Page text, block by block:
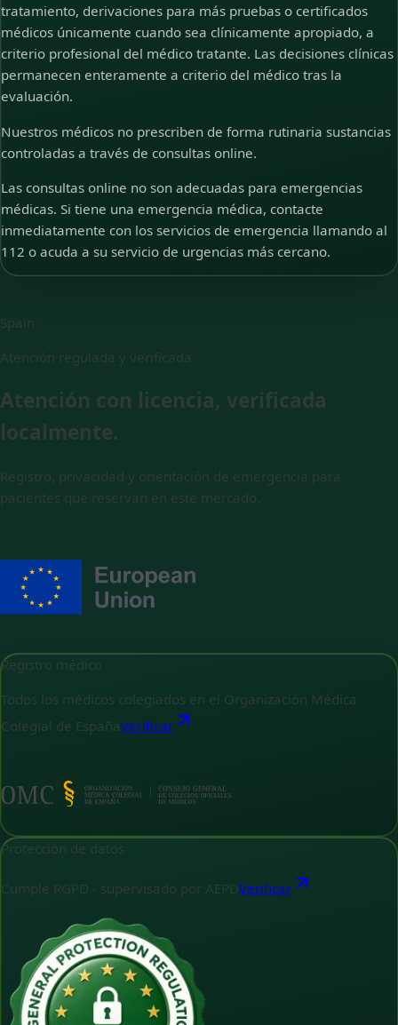
tratamiento, derivaciones para más pruebas o certificados
médicos únicamente cuando sea clínicamente apropiado, a
criterio profesional del médico tratante. Las decisiones clínicas
permanecen enteramente a criterio del médico tras la
evaluación.
Nuestros médicos no prescriben de forma rutinaria sustancias
controladas a través de consultas online.
Las consultas online no son adecuadas para emergencias
médicas. Si tiene una emergencia médica, contacte
inmediatamente con los servicios de emergencia llamando al
112 o acuda a su servicio de urgencias más cercano.
Spain
Atención regulada y verificada
Atención con licencia, verificada
localmente.
Registro, privacidad y orientación de emergencia para
pacientes que reservan en este mercado.
Registro médico
Todos los médicos colegiados en el Organización Médica
Colegial de EspañaVerificar
Protección de datos
Cumple RGPD - supervisado por AEPDVerificar